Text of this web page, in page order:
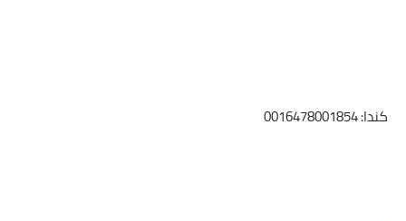
كندا: 0016478001854